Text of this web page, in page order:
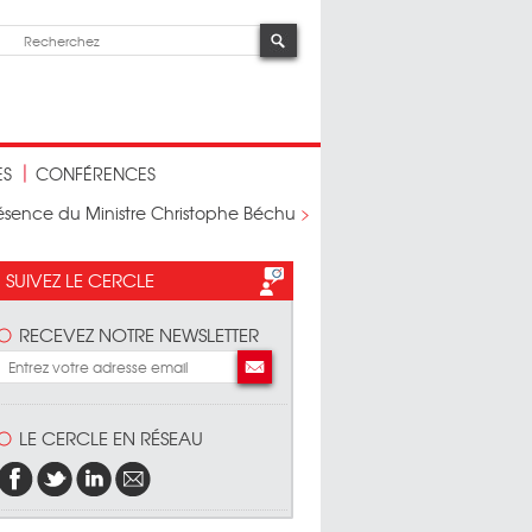
CONFÉRENCES
du Ministre Christophe Béchu >
SUIVEZ LE CERCLE
RECEVEZ NOTRE NEWSLETTER
LE CERCLE EN RÉSEAU